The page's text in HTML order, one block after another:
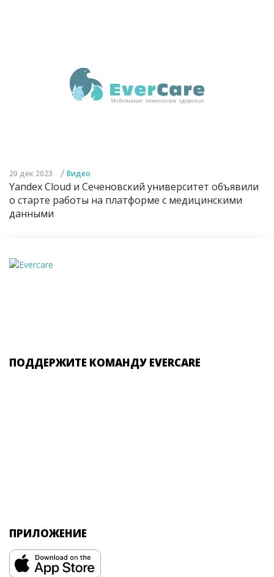
20 дек 2023 / Видео
Yandex Cloud и Сеченовский университет объявили
о старте работы на платформе с медицинскими
данными
ПОДДЕРЖИТЕ КОМАНДУ EVERCARE
ПРИЛОЖЕНИЕ